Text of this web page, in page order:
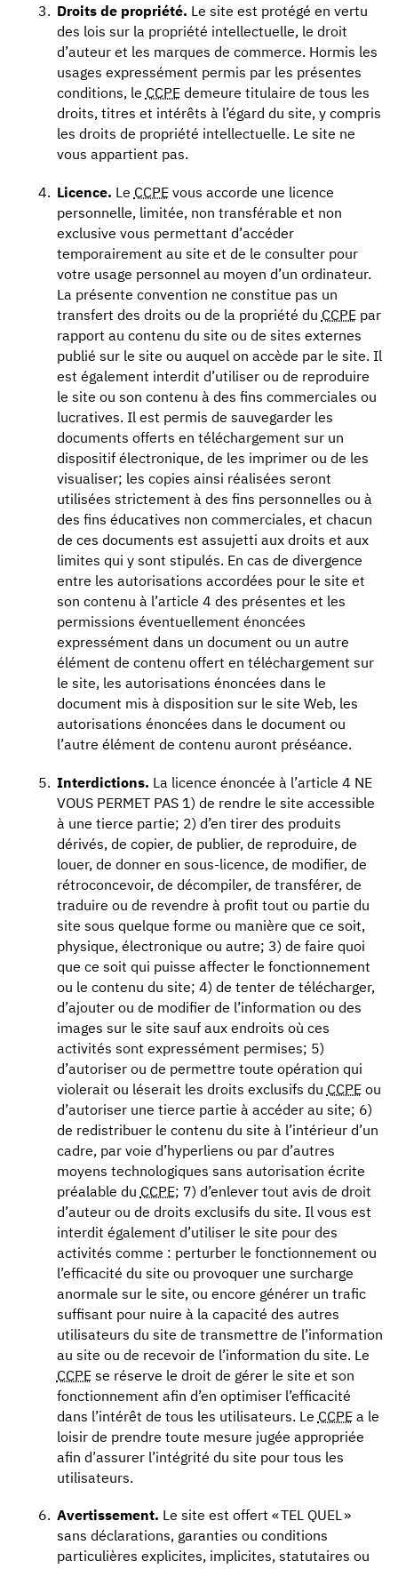
Droits de propriété. Le site est protégé en vertu
des lois sur la propriété intellectuelle, le droit
d’auteur et les marques de commerce. Hormis les
usages expressément permis par les présentes
conditions, le CCPEdemeure titulaire de tous les
droits, titres et intérêts à l’égard du site, y compris
les droits de propriété intellectuelle. Le site ne
vous appartient pas.
Licence. Le CCPEvous accorde une licence
personnelle, limitée, non transférable et non
exclusive vous permettant d’accéder
temporairement au site et de le consulter pour
votre usage personnel au moyen d’un ordinateur.
La présente convention ne constitue pas un
transfert des droits ou de la propriété du CCPEpar
rapport au contenu du site ou de sites externes
publié sur le site ou auquel on accède par le site. Il
est également interdit d’utiliser ou de reproduire
le site ou son contenu à des fins commerciales ou
lucratives. Il est permis de sauvegarder les
documents offerts en téléchargement sur un
dispositif électronique, de les imprimer ou de les
visualiser; les copies ainsi réalisées seront
utilisées strictement à des fins personnelles ou à
des fins éducatives non commerciales, et chacun
de ces documents est assujetti aux droits et aux
limites qui y sont stipulés. En cas de divergence
entre les autorisations accordées pour le site et
son contenu à l’article 4 des présentes et les
permissions éventuellement énoncées
expressément dans un document ou un autre
élément de contenu offert en téléchargement sur
le site, les autorisations énoncées dans le
document mis à disposition sur le site Web, les
autorisations énoncées dans le document ou
l’autre élément de contenu auront préséance.
Interdictions. La licence énoncée à l’article 4 NE
VOUS PERMET PAS 1) de rendre le site accessible
à une tierce partie; 2) d’en tirer des produits
dérivés, de copier, de publier, de reproduire, de
louer, de donner en sous-licence, de modifier, de
rétroconcevoir, de décompiler, de transférer, de
traduire ou de revendre à profit tout ou partie du
site sous quelque forme ou manière que ce soit,
physique, électronique ou autre; 3) de faire quoi
que ce soit qui puisse affecter le fonctionnement
ou le contenu du site; 4) de tenter de télécharger,
d’ajouter ou de modifier de l’information ou des
images sur le site sauf aux endroits où ces
activités sont expressément permises; 5)
d’autoriser ou de permettre toute opération qui
violerait ou léserait les droits exclusifs du CCPEou
d’autoriser une tierce partie à accéder au site; 6)
de redistribuer le contenu du site à l’intérieur d’un
cadre, par voie d’hyperliens ou par d’autres
moyens technologiques sans autorisation écrite
préalable du CCPE; 7) d’enlever tout avis de droit
d’auteur ou de droits exclusifs du site. Il vous est
interdit également d’utiliser le site pour des
activités comme : perturber le fonctionnement ou
l’efficacité du site ou provoquer une surcharge
anormale sur le site, ou encore générer un trafic
suffisant pour nuire à la capacité des autres
utilisateurs du site de transmettre de l’information
au site ou de recevoir de l’information du site. Le
CCPEse réserve le droit de gérer le site et son
fonctionnement afin d’en optimiser l’efficacité
dans l’intérêt de tous les utilisateurs. Le CCPEa le
loisir de prendre toute mesure jugée appropriée
afin d’assurer l’intégrité du site pour tous les
utilisateurs.
Avertissement. Le site est offert « TEL QUEL »
sans déclarations, garanties ou conditions
particulières explicites, implicites, statutaires ou